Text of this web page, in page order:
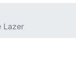
Lazer